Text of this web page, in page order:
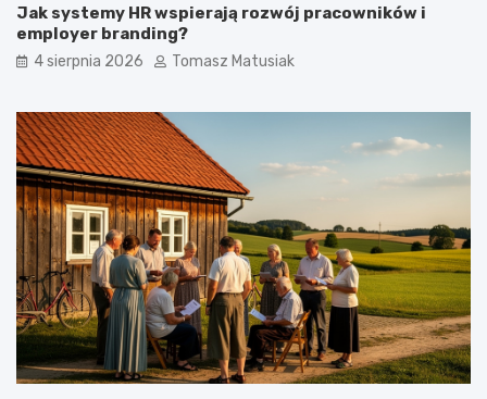
Jak systemy HR wspierają rozwój pracowników i
employer branding?
4 sierpnia 2026 Tomasz Matusiak